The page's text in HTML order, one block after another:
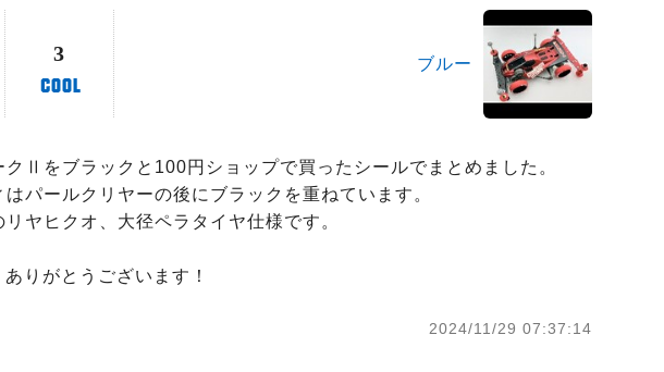
3 ブルー
クⅡをブラックと100円ショップで買ったシールでまとめました。
パールクリヤーの後にブラックを重ねています。
ヤヒクオ、大径ペラタイヤ仕様です。
りがとうございます！
2024/11/29 07:37:14